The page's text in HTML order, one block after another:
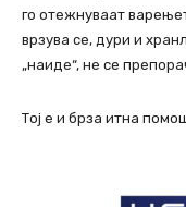
го отежнуваат
врзува се, дури и
„наиде“, не се
Тој е и брза итна